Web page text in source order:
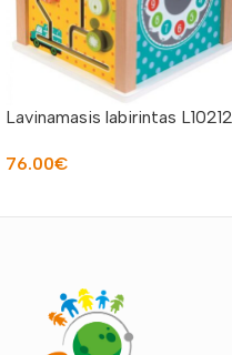
Lavinamasis labirintas L10212
76.00€